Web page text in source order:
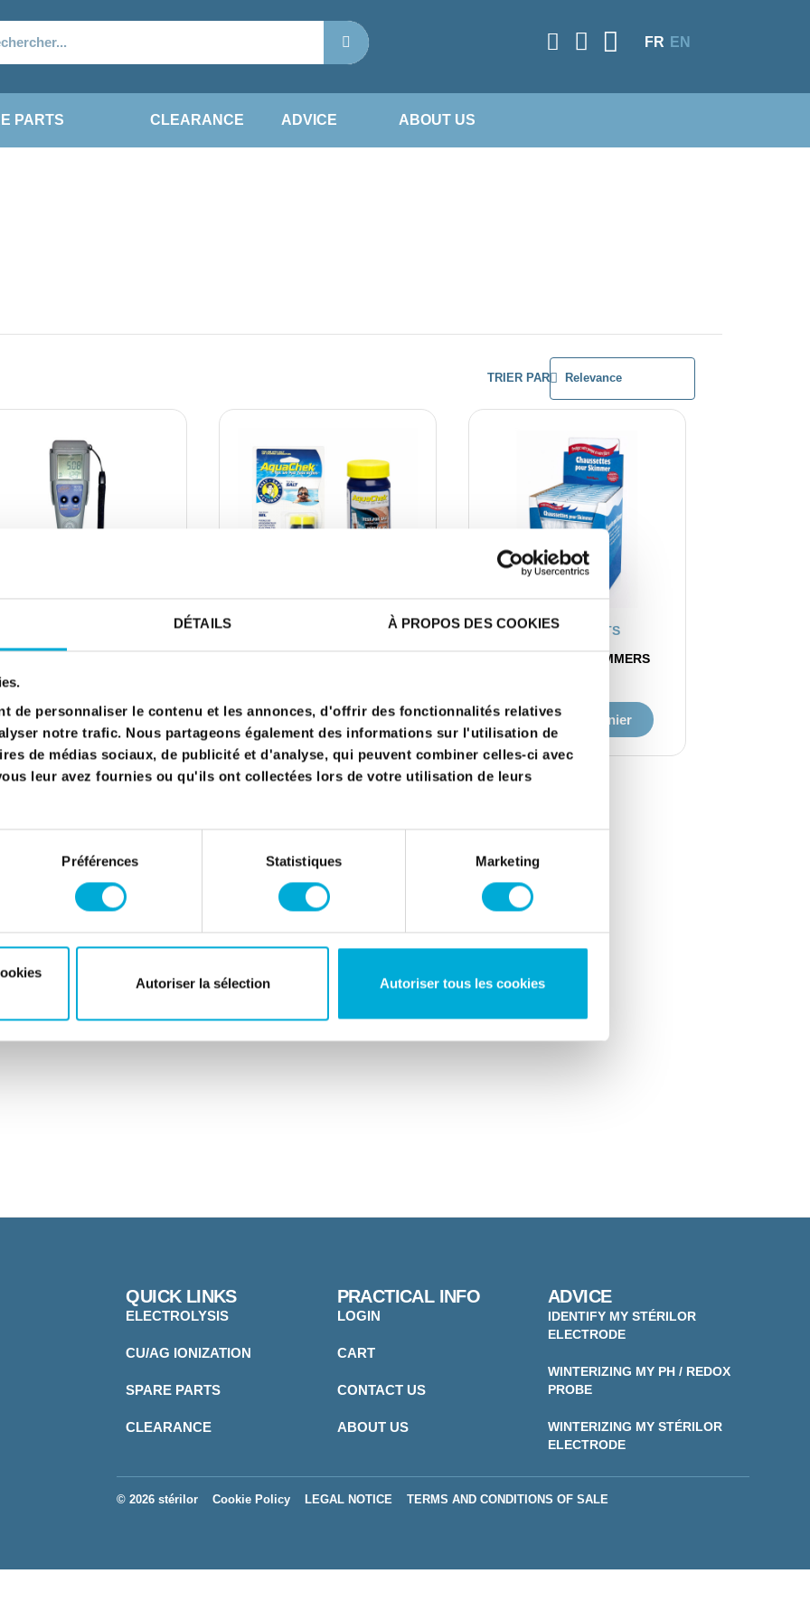
DÉTAILS À PROPOS DES COOKIES
de personnaliser le contenu et les annonces, d'offrir des fonctionnalités relatives
notre trafic. Nous partageons également des informations sur l'utilisation de
de médias sociaux, de publicité et d'analyse, qui peuvent combiner celles-ci avec
leur avez fournies ou qu'ils ont collectées lors de votre utilisation de leurs
Préférences Statistiques Marketing
Autoriser la sélection Autoriser tous les cookies
FR EN
PARTS CLEARANCE ADVICE ABOUT US
TRIER PAR
Ajouter au panier Ajouter au panier
APERÇU RAPIDE
SPARE PARTS
SOCKS FOR SKIMMERS
Ajouter au panier
QUICK LINKS
ELECTROLYSIS
CU/AG IONIZATION
SPARE PARTS
CLEARANCE
PRACTICAL INFO
LOGIN
CART
CONTACT US
ABOUT US
ADVICE
IDENTIFY MY STÉRILOR
ELECTRODE
WINTERIZING MY PH / REDOX
PROBE
WINTERIZING MY STÉRILOR
ELECTRODE
© 2026 stérilor Cookie Policy LEGAL NOTICE TERMS AND CONDITIONS OF SALE